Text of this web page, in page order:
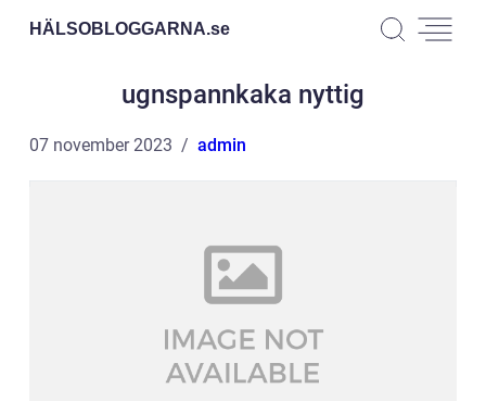
HÄLSOBLOGGARNA.se
ugnspannkaka nyttig
07 november 2023 admin